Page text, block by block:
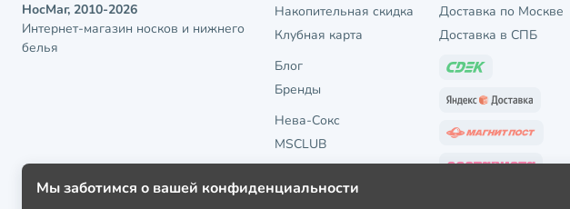
НосМаг, 2010-2026
Интернет-магазин носков и нижнего
белья
Накопительная скидка
Клубная карта
Блог
Бренды
Нева-Сокс
MSCLUB
Доставка по Москве
Доставка в СПБ
Мы заботимся о вашей конфиденциальности